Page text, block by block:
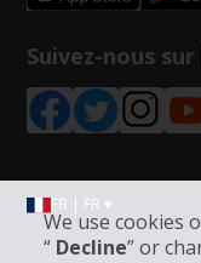
We use cookies
“ Decline” or
Suivez-nous
FR | FR ▾